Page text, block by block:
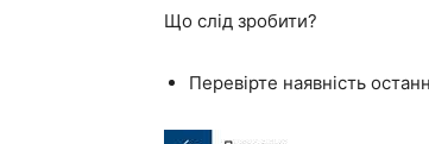
Що слід зробити?
Перевірте наявність